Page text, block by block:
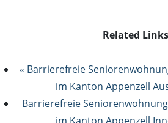
Related
« Barrierefreie
im Kanton Appenzell
Barrierefreie